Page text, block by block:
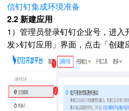
信钉钉集成环境准备
2.2 新建应用
1）管理员登录钉钉企业号，进
发>钉钉应用」界面，点击「创建